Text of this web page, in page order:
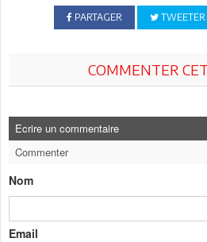
PARTAGER TWEETER
COMMENTER
Ecrire un commentaire
Commenter
Nom
Email